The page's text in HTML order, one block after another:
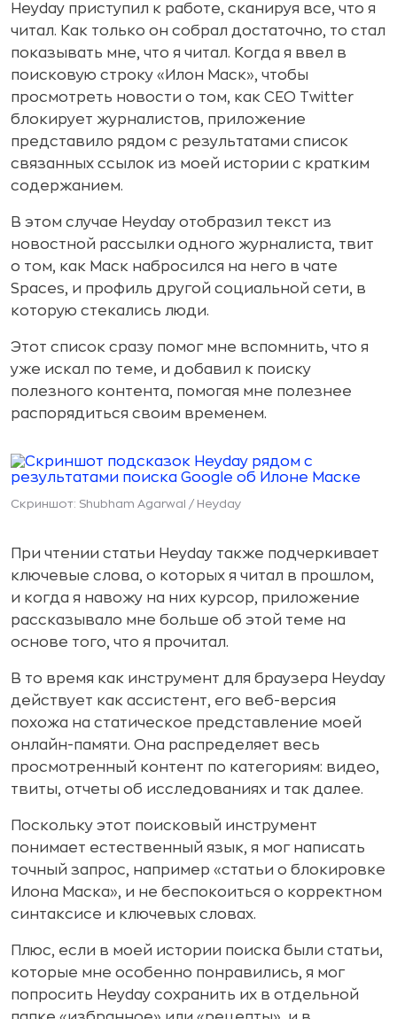
Heyday приступил к работе, сканируя все, что я
читал. Как только он собрал достаточно, то стал
показывать мне, что я читал. Когда я ввел в
поисковую строку «Илон Маск», чтобы
просмотреть новости о том, как CEO Twitter
блокирует журналистов, приложение
представило рядом с результатами список
связанных ссылок из моей истории с кратким
содержанием.
В этом случае Heyday отобразил текст из
новостной рассылки одного журналиста, твит
о том, как Маск набросился на него в чате
Spaces, и профиль другой социальной сети, в
которую стекались люди.
Этот список сразу помог мне вспомнить, что я
уже искал по теме, и добавил к поиску
полезного контента, помогая мне полезнее
распорядиться своим временем.
Скриншот: Shubham Agarwal / Heyday
При чтении статьи Heyday также подчеркивает
ключевые слова, о которых я читал в прошлом,
и когда я навожу на них курсор, приложение
рассказывало мне больше об этой теме на
основе того, что я прочитал.
В то время как инструмент для браузера Heyday
действует как ассистент, его веб-версия
похожа на статическое представление моей
онлайн-памяти. Она распределяет весь
просмотренный контент по категориям: видео,
твиты, отчеты об исследованиях и так далее.
Поскольку этот поисковый инструмент
понимает естественный язык, я мог написать
точный запрос, например «статьи о блокировке
Илона Маска», и не беспокоиться о корректном
синтаксисе и ключевых словах.
Плюс, если в моей истории поиска были статьи,
которые мне особенно понравились, я мог
попросить Heyday сохранить их в отдельной